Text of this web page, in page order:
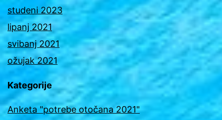
studeni 2023
lipanj 2021
svibanj 2021
ožujak 2021
Kategorije
Anketa "potrebe otočana 2021"